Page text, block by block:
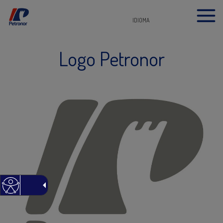
IDIOMA
Logo Petronor